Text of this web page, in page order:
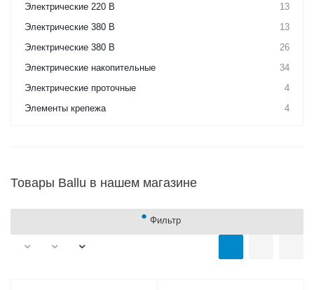
Электрические 220 В
13
Электрические 380 В
13
Электрические 380 В
26
Электрические накопительные
34
Электрические проточные
4
Элементы крепежа
4
Товары Ballu в нашем магазине
Фильтр